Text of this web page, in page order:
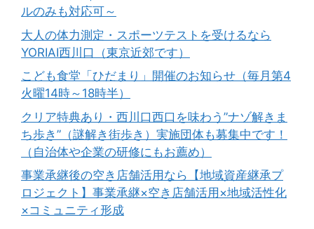
ルのみも対応可～
大人の体力測定・スポーツテストを受けるなら
YORIAI西川口（東京近郊です）
こども食堂「ひだまり」開催のお知らせ（毎月第4
火曜14時～18時半）
クリア特典あり・西川口西口を味わう”ナゾ解きま
ち歩き”（謎解き街歩き）実施団体も募集中です！
（自治体や企業の研修にもお薦め）
事業承継後の空き店舗活用なら【地域資産継承プ
ロジェクト】事業承継×空き店舗活用×地域活性化
×コミュニティ形成